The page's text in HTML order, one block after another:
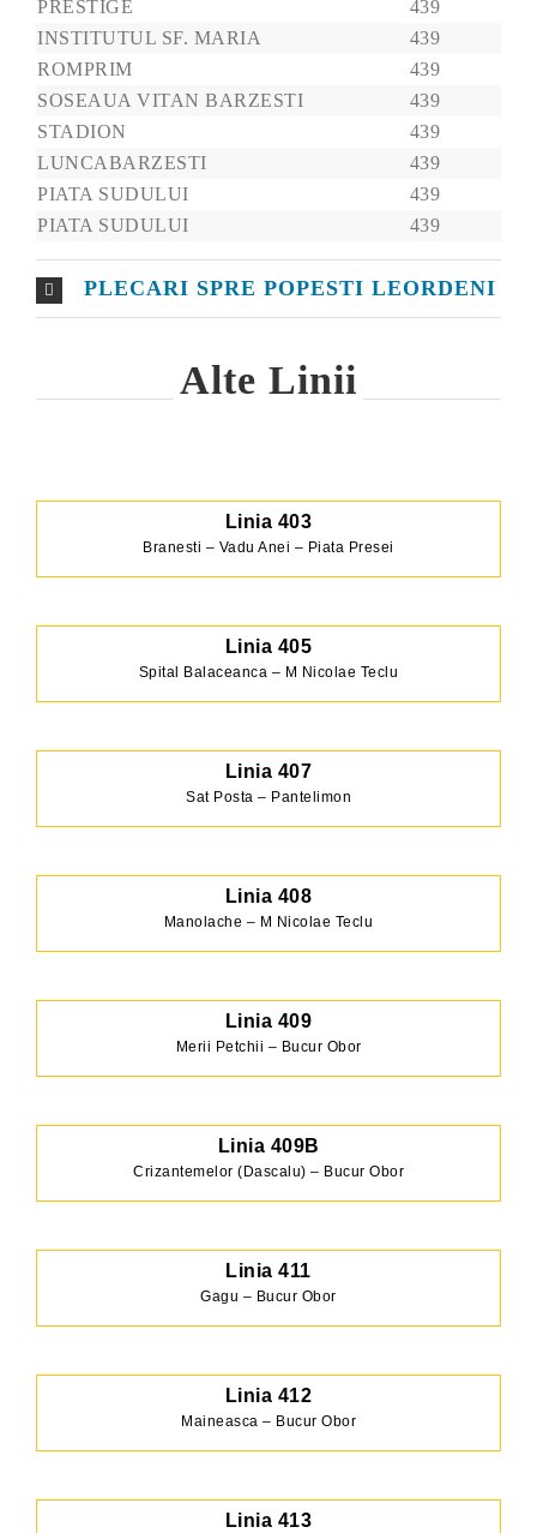
PRESTIGE
439
INSTITUTUL SF. MARIA
439
ROMPRIM
439
SOSEAUA VITAN BARZESTI
439
STADION
439
LUNCABARZESTI
439
PIATA SUDULUI
439
PIATA SUDULUI
439
PLECARI SPRE POPESTI LEORDENI
Alte Linii
Linia 403
Branesti – Vadu Anei – Piata Presei
Linia 405
Spital Balaceanca – M Nicolae Teclu
Linia 407
Sat Posta – Pantelimon
Linia 408
Manolache – M Nicolae Teclu
Linia 409
Merii Petchii – Bucur Obor
Linia 409B
Crizantemelor (Dascalu) – Bucur Obor
Linia 411
Gagu – Bucur Obor
Linia 412
Maineasca – Bucur Obor
Linia 413